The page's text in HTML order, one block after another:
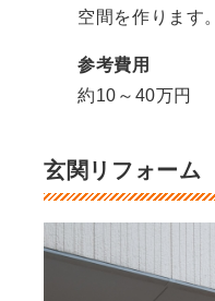
空間を作ります。
参考費用
約10～40万円
玄関リフォーム